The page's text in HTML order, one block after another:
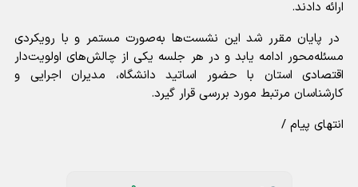
ارائه دادند.
در پایان مقرر شد این نشست‌ها به‌صورت مستمر و با رویکردی
مسئله‌محور ادامه یابد و در هر جلسه یکی از چالش‌های اولویت‌دار
اقتصادی استان با حضور اساتید دانشگاه، مدیران اجرایی و
کارشناسان مرتبط مورد بررسی قرار گیرد.
انتهای پیام /